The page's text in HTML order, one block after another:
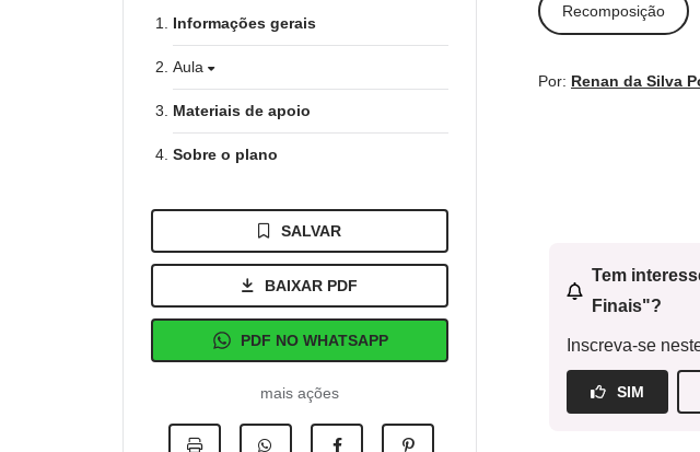
Informações gerais
Aula
Materiais de apoio
Sobre o plano
SALVAR
BAIXAR PDF
PDF NO WHATSAPP
mais ações
Recomposição
Por: Renan da Silva
Tem
Finais"?
Inscreva-se
SIM